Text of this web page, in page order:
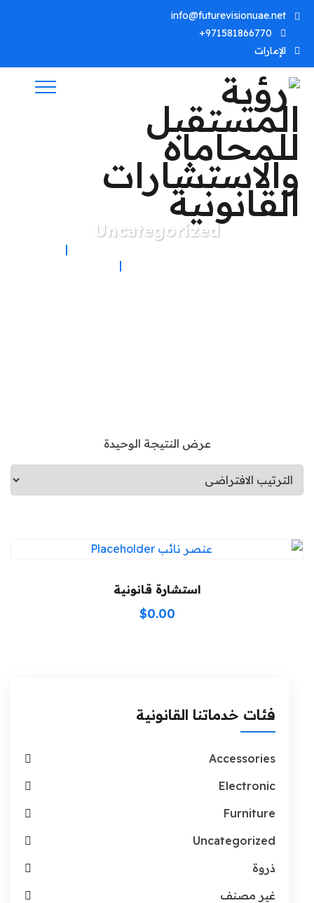
info@futurevisionuae.net
971581866770+
الإمارات
Uncategorized
عرض النتيجة الوحيدة
استشارة قانونية
$0.00
فئات خدماتنا القانونية
Accessories
Electronic
Furniture
Uncategorized
ذروة
غير مصنف